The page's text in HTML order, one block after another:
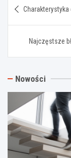
wpisu
Najczęstsze
Nowości